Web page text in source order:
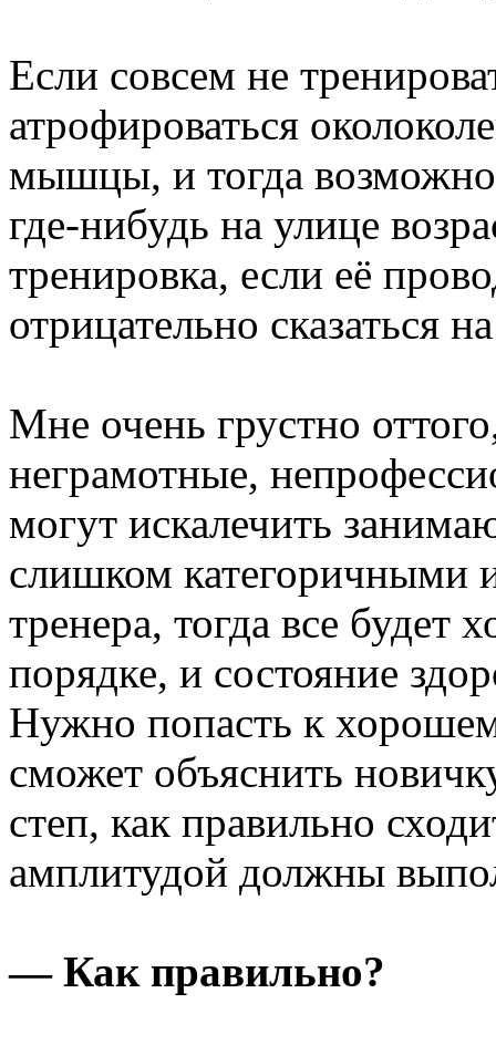
Если совсем не
атрофироваться
мышцы, и тогда
где-нибудь на улице
тренировка, если её
отрицательно сказаться
Мне очень грустно
неграмотные,
могут искалечить
слишком категоричными
тренера, тогда все будет
порядке, и состояние
Нужно попасть к
сможет объяснить
степ, как правильно
амплитудой должны
— Как правильно?